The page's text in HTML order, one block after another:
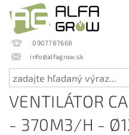
0907787668
info@alfagrow.sk
VENTILÁTOR
- 370M3/H -